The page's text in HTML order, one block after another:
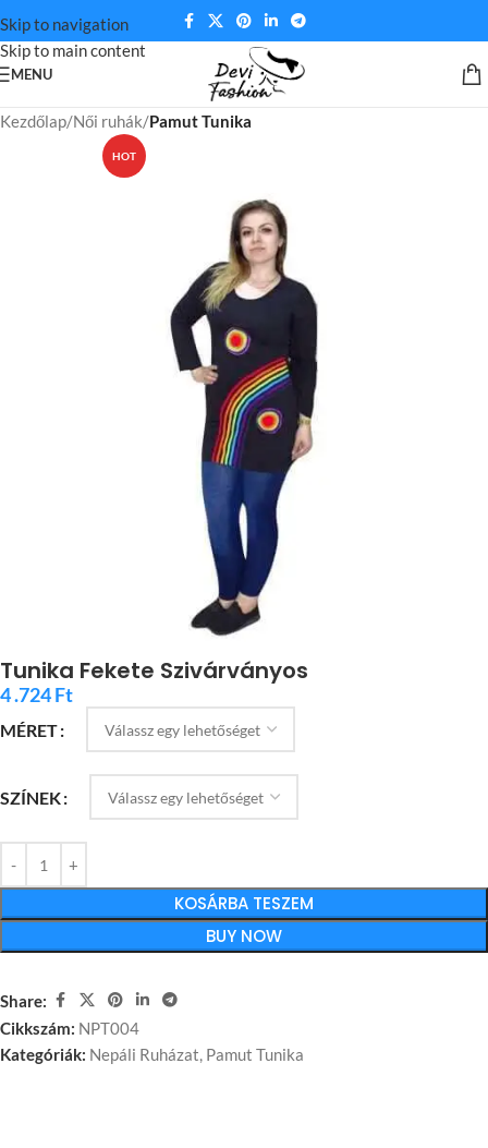
Skip to navigation
Skip to main content
MENU
Kezdőlap Női ruhák Pamut Tunika
HOT
Tunika Fekete Szivárványos
4 .724Ft
MÉRET
SZÍNEK
KOSÁRBA TESZEM
BUY NOW
Share:
Cikkszám: NPT004
Kategóriák: Nepáli Ruházat, Pamut Tunika